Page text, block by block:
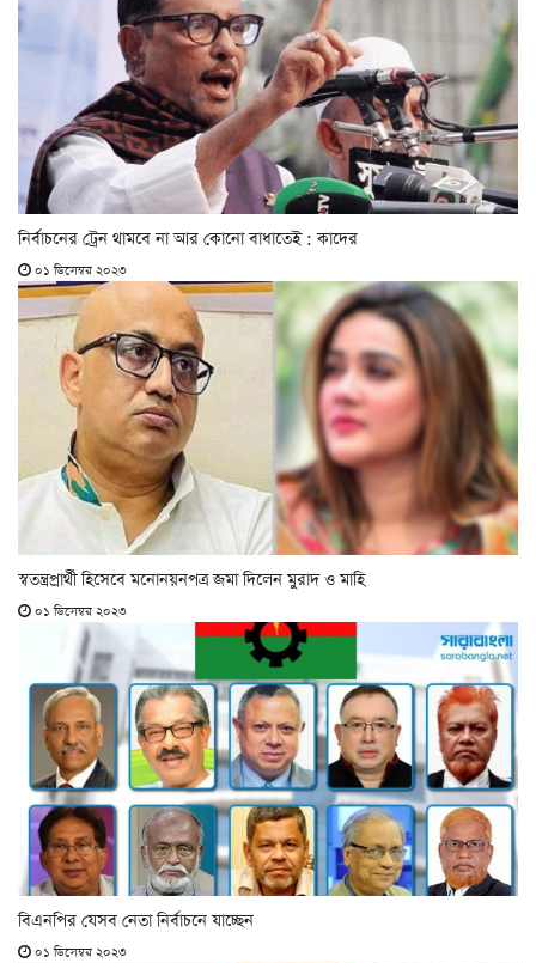
নির্বাচনের ট্রেন থামবে না আর কোনো বাধাতেই : কাদের
০১ ডিসেম্বর ২০২৩
স্বতন্ত্রপ্রার্থী হিসেবে মনোনয়নপত্র জমা দিলেন মুরাদ ও মাহি
০১ ডিসেম্বর ২০২৩
বিএনপির যেসব নেতা নির্বাচনে যাচ্ছেন
০১ ডিসেম্বর ২০২৩